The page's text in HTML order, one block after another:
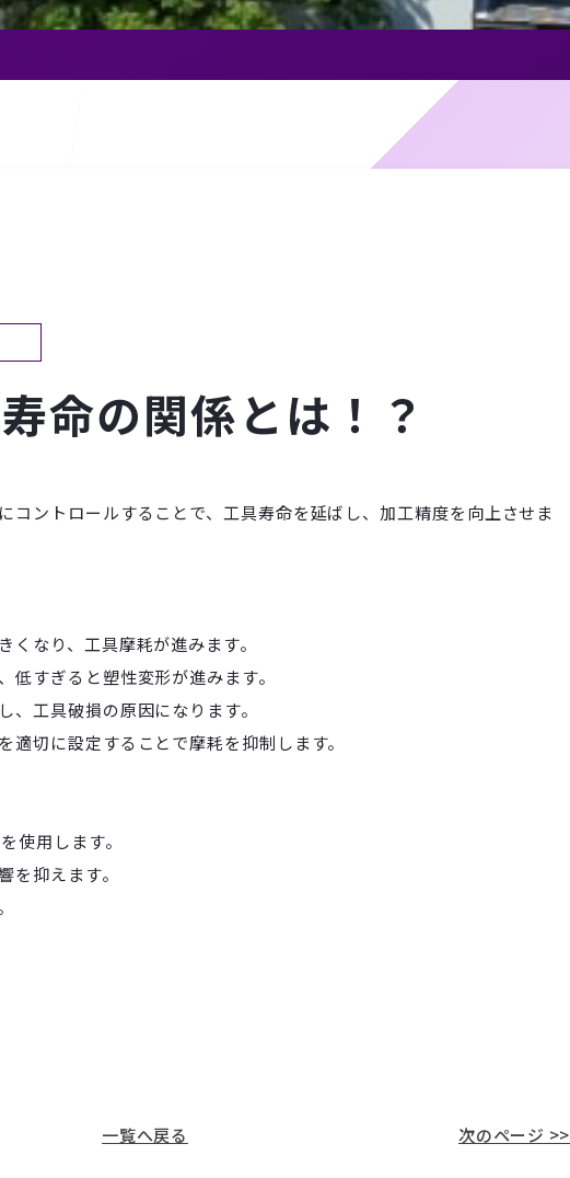
命の関係とは！？
コントロールすることで、工具寿命を延ばし、加工精度を向上させま
なり、工具摩耗が進みます。
すぎると塑性変形が進みます。
工具破損の原因になります。
切に設定することで摩耗を抑制します。
使用します。
を抑えます。
一覧へ戻る 次のページ >>